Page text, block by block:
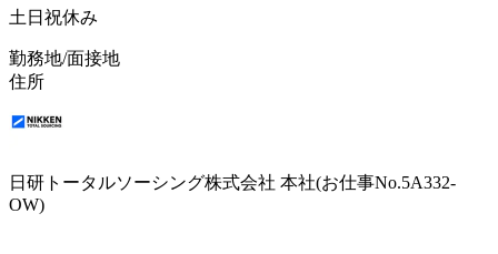
土日祝休み
勤務地/面接地
住所
日研トータルソーシング株式会社 本社(お仕事No.5A332-
OW)